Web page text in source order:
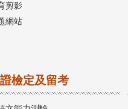
剪影
網站
檢定及留考